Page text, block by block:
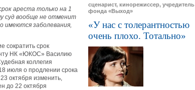
ареста только на 1
суд вообще не отменит
имеются заболевания,
сократить срок
НК «ЮКОС» Василию
коллегия
июля о продлении срока
октября изменить,
до 22 октября
сценарист, кинорежиссер, учредитель
фонда «Выход»
«У нас с толерантностью
очень плохо. Тотально»